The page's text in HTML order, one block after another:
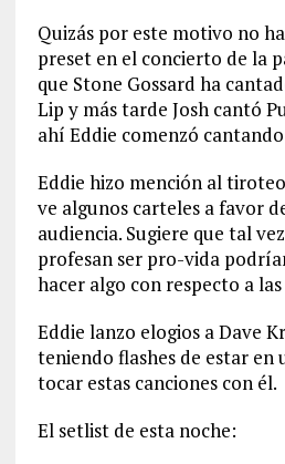
Quizás por este motivo no
preset en el concierto de la
que Stone Gossard ha
Lip y más tarde Josh cantó
ahí Eddie comenzó
Eddie hizo mención al
ve algunos carteles a favor
audiencia. Sugiere que tal
profesan ser pro-vida
hacer algo con respecto a
Eddie lanzo elogios a Dave
teniendo flashes de estar en
tocar estas canciones con él.
El setlist de esta noche: